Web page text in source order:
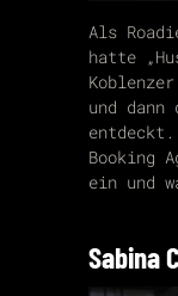
Als
hatte
und
Booking
ein und
Sabina